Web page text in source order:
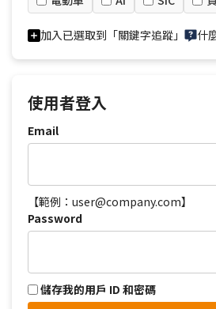
加入已選取到「關鍵字追蹤」 什
使用者登入
Email
【範例：user@company.com】
Password
儲存我的用戶 ID 和密碼